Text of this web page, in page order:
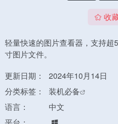
收
轻量快速的图片查看器，支持超
寸图片文件。
更新日期：
2024年10月14日
分类标签：
装机必备
语言：
中文